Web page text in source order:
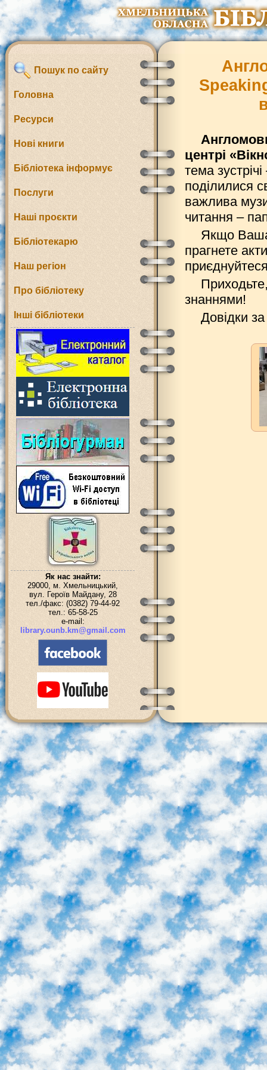
Пошук по сайту
Головна
Ресурси
Нові книги
Бібліотека інформує
Послуги
Наші проєкти
Бібліотекарю
Наш регіон
Про бібліотеку
Інші бібліотеки
Як нас знайти:
29000, м. Хмельницький,
вул. Героїв Майдану, 28
тел./факс: (0382) 79-44-92
тел.: 65-58-25
e-mail:
library.ounb.km@gmail.com
центрі
тема
поділилися
важлива
читання –
Якщо Ваша
прагнете
знаннями!
Довідки